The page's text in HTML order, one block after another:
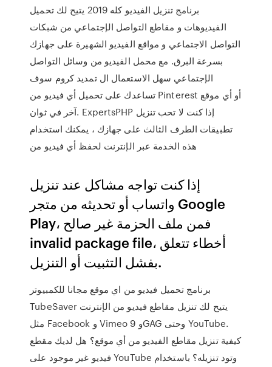
برنامج تنزيل الفيديو كله 2019 يتيح لك تحميل
الفيديوهات و مقاطع التواصل الإجتماعي من شبكات
التواصل الاجتماعي و مواقع الفيديو الشهيرة على جهازك
بسرعة البرق. مع محمل الفيديو من وسائل التواصل
الإجتماعي سهل الاستعمال ال تمديد كروم سوف
تساعدك على تحميل أي فيديو من Pinterest أو أي موقع
آخر في ثوان. ExpertsPHP إذا كنت لا تحب تنزيل
تطبيقات الطرف الثالث على جهازك ، يمكنك استخدام
هذه الخدمة عبر الإنترنت لحفظ أي فيديو من
إذا كنت تواجه مشاكل عند تنزيل
واتساب أو تحديثه من متجر Google
Play، فمن ملف الحزمة غير صالح
invalid package file، أخطاء تتعلق
بفشل التثبيت أو التنزيل.
برنامج تحميل فيديو من اي موقع مجانا للكمبيوتر
TubeSaver يتيح لك تنزيل مقاطع فيديو من الإنترنت
مثل Facebook و Vimeo و 9GAG وحتى YouTube.
كيفية تنزيل مقاطع الفيديو من أي موقع؟ هل لديك مقطع
فيديو غير موجود على YouTube وتود تنزيله؟ باستخدام